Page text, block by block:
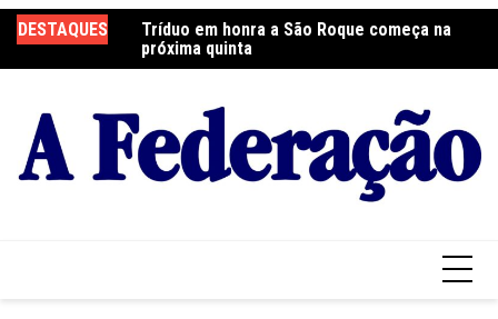
para
o
DESTAQUES
Tríduo em honra a São Roque começa na
próxima quinta
Franciscanos Seculares realizam ação
solidária